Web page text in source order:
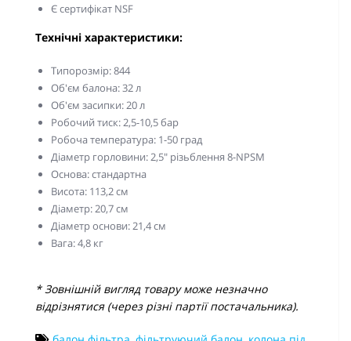
Є сертифікат NSF
Технічні характеристики:
Типорозмір: 844
Об'єм балона: 32 л
Об'єм засипки: 20 л
Робочий тиск: 2,5-10,5 бар
Робоча температура: 1-50 град
Діаметр горловини: 2,5" різьблення 8-NPSM
Основа: стандартна
Висота: 113,2 см
Діаметр: 20,7 см
Діаметр основи: 21,4 см
Вага: 4,8 кг
* Зовнішній вигляд товару може незначно
відрізнятися (через різні партії постачальника).